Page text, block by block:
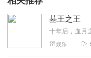
墓王之王
十年后，血月
娱乐